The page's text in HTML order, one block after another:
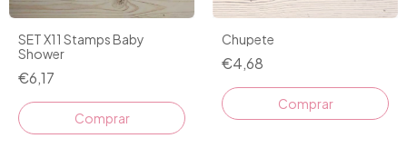
SET X11 Stamps Baby
Shower
€6,17
Chupete
€4,68
Comprar